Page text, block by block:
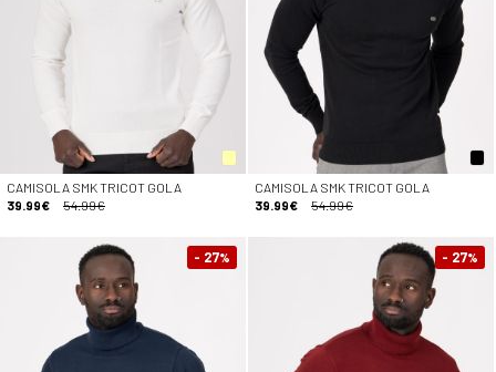
CAMISOLA SMK TRICOT GOLA
39.99€
54.99€
CAMISOLA SMK TRICOT GOLA
39.99€
54.99€
- 27% - 27%